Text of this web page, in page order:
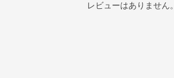
レビューはありません。